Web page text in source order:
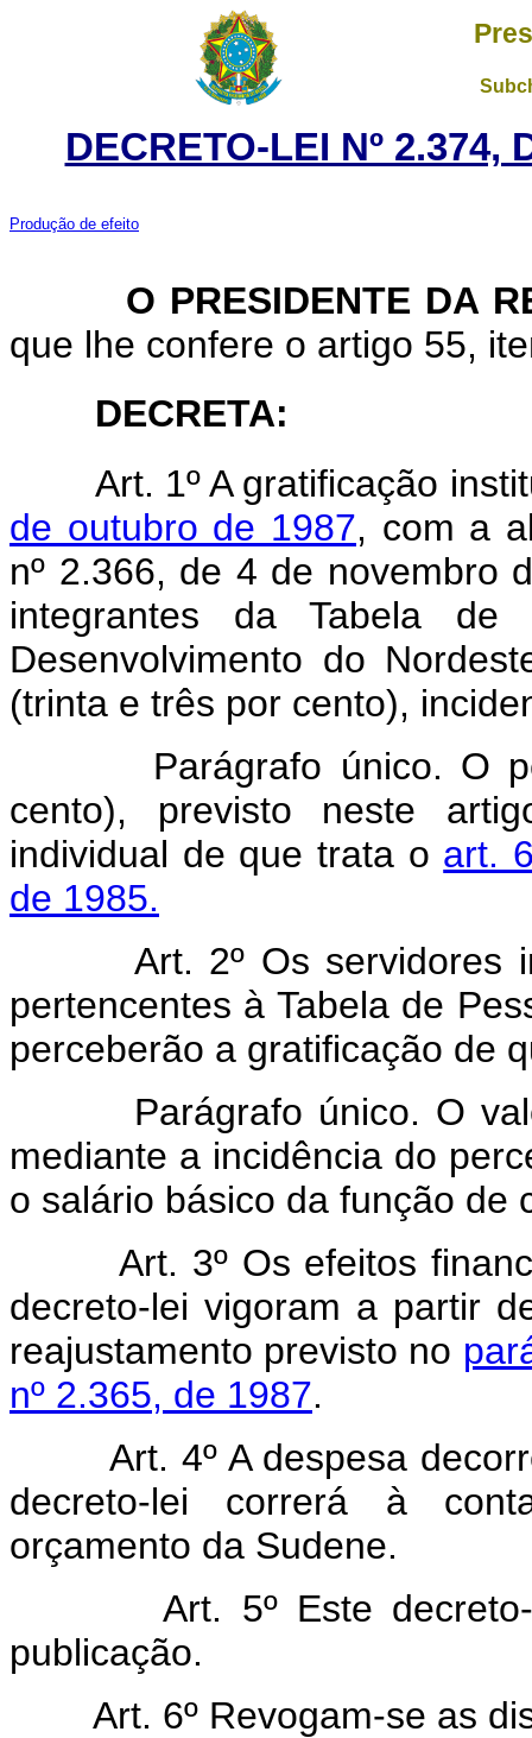
DECRETO-LEI Nº 2.374,
Produção de efeito
O PRESIDENTE DA
que lhe confere o artigo 55,
DECRETA:
Art. 1º A gratificação
de outubro de 1987, com a
nº 2.366, de 4 de novembro
integrantes da Tabela de
Desenvolvimento do
(trinta e três por cento),
Parágrafo único. O
cento), previsto neste
individual de que trata o art.
de 1985.
Art. 2º Os servidores
pertencentes à Tabela de
perceberão a gratificação de
Parágrafo único. O valor
mediante a incidência do
o salário básico da função de
Art. 3º Os efeitos
decreto-lei vigoram a partir
reajustamento previsto no
nº 2.365, de 1987.
Art. 4º A despesa
decreto-lei correrá à
orçamento da Sudene.
Art. 5º Este
publicação.
Art. 6º Revogam-se as